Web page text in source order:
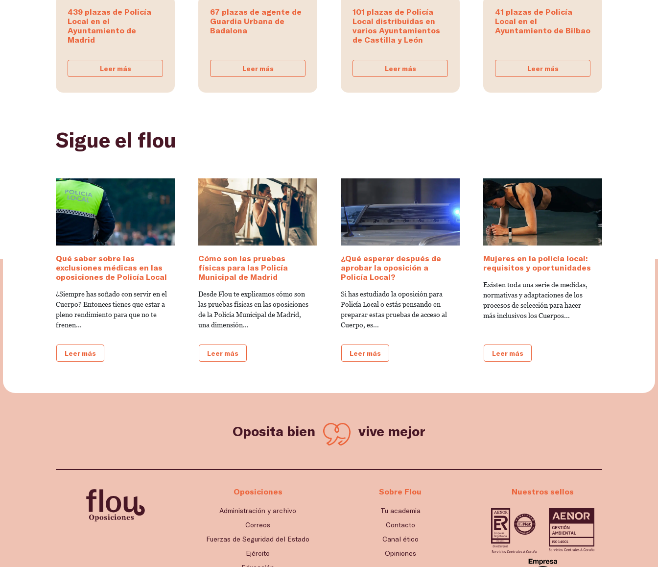
439 plazas de Policía
Local en el
Ayuntamiento de
Madrid
Leer más
67 plazas de agente de
Guardia Urbana de
Badalona
Leer más
101 plazas de Policía
Local distribuidas en
varios Ayuntamientos
de Castilla y León
Leer más
41 plazas de Policía
Local en el
Ayuntamiento de Bilbao
Leer más
Sigue el flou
Qué saber sobre las
exclusiones médicas en las
oposiciones de Policía Local
¿Siempre has soñado con servir en el
Cuerpo? Entonces tienes que estar a
pleno rendimiento para que no te
frenen...
Leer más
Cómo son las pruebas
físicas para las Policía
Municipal de Madrid
Desde Flou te explicamos cómo son
las pruebas físicas en las oposiciones
de la Policía Municipal de Madrid,
una dimensión...
Leer más
¿Qué esperar después de
aprobar la oposición a
Policía Local?
Si has estudiado la oposición para
Policía Local o estás pensando en
preparar estas pruebas de acceso al
Cuerpo, es...
Leer más
Mujeres en la policía local:
requisitos y oportunidades
Existen toda una serie de medidas,
normativas y adaptaciones de los
procesos de selección para hacer
más inclusivos los Cuerpos...
Leer más
Oposita bien vive mejor
Oposiciones
Administración y archivo
Correos
Fuerzas de Seguridad del Estado
Ejército
Sobre Flou
Tu academia
Contacto
Canal ético
Opiniones
Nuestros sellos